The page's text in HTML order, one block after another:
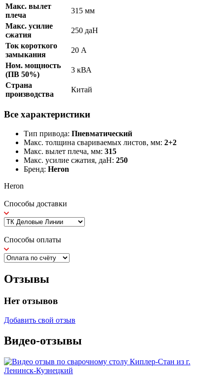
Макс. вылет
плеча
315 мм
Макс. усилие
сжатия
250 даН
Ток короткого
замыкания
20 А
Ном. мощность
(ПВ 50%)
3 кВА
Страна
производства
Китай
Все характеристики
Тип привода: Пневматический
Макс. толщина свариваемых листов, мм: 2+2
Макс. вылет плеча, мм: 315
Макс. усилие сжатия, даН: 250
Бренд: Heron
Heron
Способы доставки
Способы оплаты
Отзывы
Нет отзывов
Добавить свой отзыв
Видео-отзывы